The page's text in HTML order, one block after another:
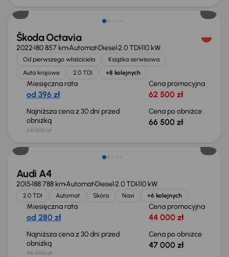
Škoda Octavia
2022180 857 kmAutomatDiesel2.0 TDI110 kW
Od pierwszego właściciela
Książka serwisowa
Auta krajowe
2.0 TDI +8 kolejnych
Miesięczna rata
od 396 zł
Cena promocyjna
62 500 zł
Najniższa cena z 30 dni przed
obniżką
68 000 zł
Cena po obniżce
66 500 zł
Audi A4
2015188 788 kmAutomatDiesel2.0 TDI110 kW
2.0 TDI Automat Skóra Navi +6 kolejnych
Miesięczna rata
od 280 zł
Cena promocyjna
44 000 zł
Najniższa cena z 30 dni przed
obniżką
45 000 zł
Cena po obniżce
47 000 zł